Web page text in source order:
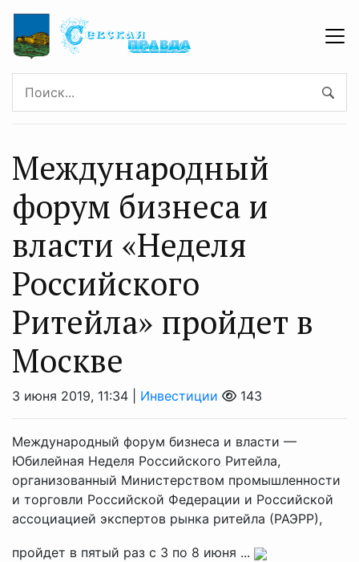
Международный
форум бизнеса и
власти «Неделя
Российского
Ритейла» пройдет в
Москве
3 июня 2019, 11:34 | Инвестиции 143
Международный форум бизнеса и власти —
Юбилейная Неделя Российского Ритейла,
организованный Министерством промышленности
и торговли Российской Федерации и Российской
ассоциацией экспертов рынка ритейла (РАЭРР),
пройдет в пятый раз с 3 по 8 июня ...